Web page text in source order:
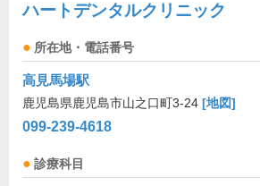
ハートデンタルクリニック
所在地・電話番号
高見馬場駅
鹿児島県鹿児島市山之口町3-24 [地図]
099-239-4618
診療科目